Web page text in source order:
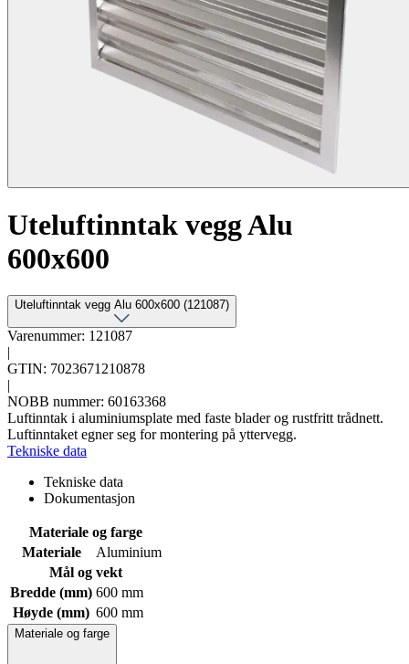
Uteluftinntak vegg Alu
600x600
Uteluftinntak vegg Alu 600x600 (121087)
Varenummer: 121087
|
GTIN: 7023671210878
|
NOBB nummer: 60163368
Luftinntak i aluminiumsplate med faste blader og rustfritt trådnett.
Luftinntaket egner seg for montering på yttervegg.
Tekniske data
Tekniske data
Dokumentasjon
Materiale og farge
Materiale
Aluminium
Mål og vekt
Bredde (mm) 600 mm
Høyde (mm) 600 mm
Materiale og farge